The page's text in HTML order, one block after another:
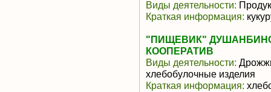
Виды деятельности:
Краткая информация:
"ПИЩЕВИК"
КООПЕРАТИВ
Виды деятельности:
хлебобулочные изделия
Краткая информация: